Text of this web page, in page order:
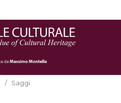
/ Saggi